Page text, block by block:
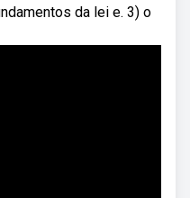
da lei e. 3) o